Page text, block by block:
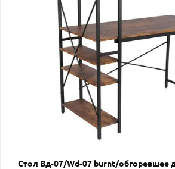
Стол Вд-07/Wd-07 burnt/обгоревшее